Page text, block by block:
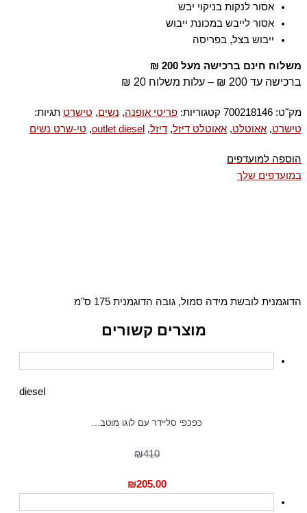
אסור לנקות בניקוי יבש
אסור לייבש במכונת ייבוש
ייבוש בצל, בפריסה
משלוח חינם ברכישה מעל 200 ₪
ברכישה עד 200 ₪ – עלות משלוח 20 ₪
מק"ט: 700218146 קטגוריות: פריטי אופנה, נשים, טישרט תגיות:
טישרט, אאוטלט, אאוטלט דיזל, דיזל,
outlet diesel
, טי-שרט נשים
הוספה למועדפים
במועדפים שלך
הדוגמנית לובשת מידה סמול, גובה הדוגמנית 175 ס"מ
מוצרים קשורים
diesel
כפכפי סליידר עם לוגו מוטב...
₪410
₪205.00